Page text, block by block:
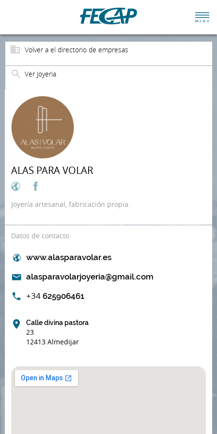
Volver a el directorio de empresas
Ver Joyeria
ALAS PARA VOLAR
Joyería artesanal, fabricación propia.
Datos de contacto
www.alasparavolar.es
alasparavolarjoyeria@gmail.com
+34 625906461
Calle divina pastora
23
12413 Almedijar